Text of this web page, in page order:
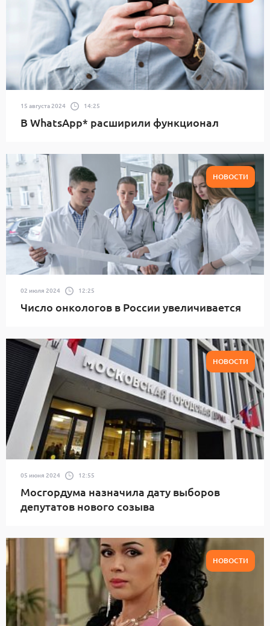
15 августа 2024 14:25
В WhatsApp* расширили функционал
НОВОСТИ
02 июля 2024 12:25
Число онкологов в России увеличивается
НОВОСТИ
05 июня 2024 12:55
Мосгордума назначила дату выборов
депутатов нового созыва
НОВОСТИ